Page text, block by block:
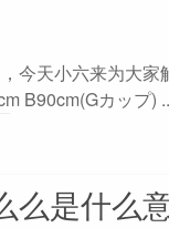
今天小六来为大
B90cm(Gカップ)
是什么意